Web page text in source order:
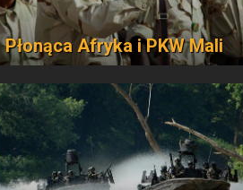
Płonąca Afryka i PKW Mali